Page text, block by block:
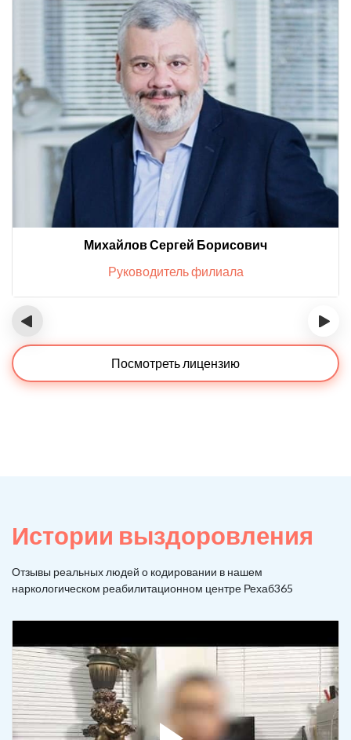
Михайлов Сергей Борисович
Руководитель филиала
‹ ›
Посмотреть лицензию
Истории выздоровления
Отзывы реальных людей о кодировании в нашем
наркологическом реабилитационном центре Рехаб365